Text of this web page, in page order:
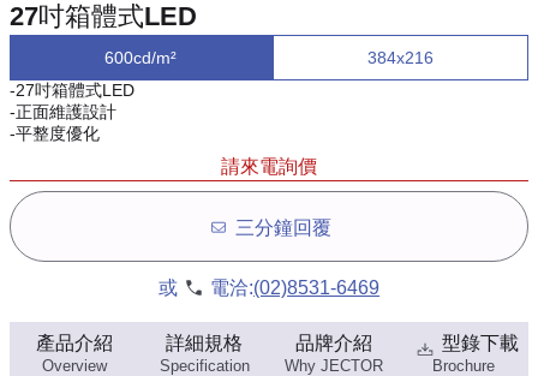
27吋箱體式LED
600cd/m²
384x216
-27吋箱體式LED
-正面維護設計
-平整度優化
請來電詢價
三分鐘回覆
或 電洽:(02)8531-6469
產品介紹
Overview
詳細規格
Specification
品牌介紹
Why JECTOR
型錄下載
Brochure